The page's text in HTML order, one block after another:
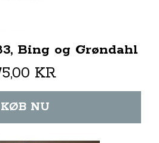
Bing og Grøndahl
KR
KØB NU